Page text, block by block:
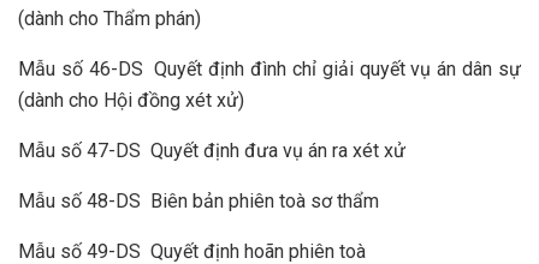
(dành cho Thẩm phán)
Mẫu số 46-DS Quyết định đình chỉ giải quyết vụ án dân sự
(dành cho Hội đồng xét xử)
Mẫu số 47-DS Quyết định đưa vụ án ra xét xử
Mẫu số 48-DS Biên bản phiên toà sơ thẩm
Mẫu số 49-DS Quyết định hoãn phiên toà